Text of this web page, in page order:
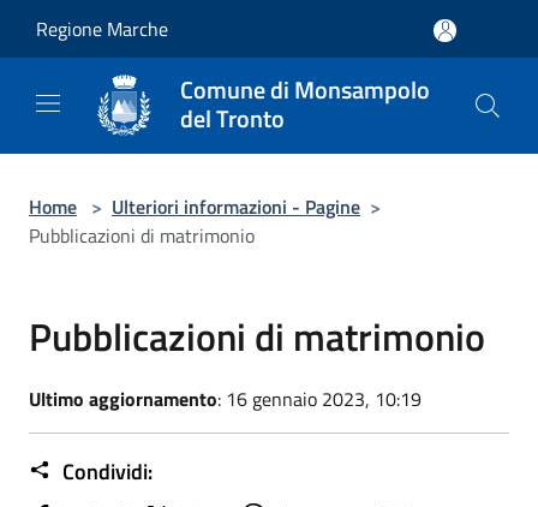
Regione Marche
Comune di Monsampolo
del Tronto
Home > Ulteriori informazioni - Pagine >
Pubblicazioni di matrimonio
Pubblicazioni di matrimonio
Ultimo aggiornamento: 16 gennaio 2023, 10:19
Condividi: